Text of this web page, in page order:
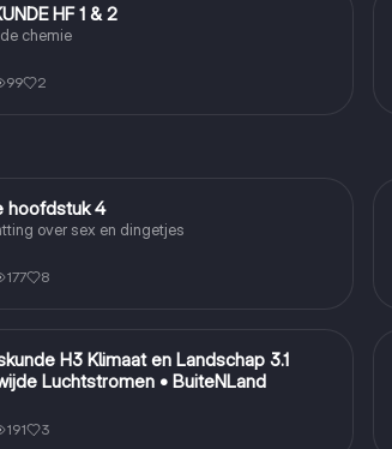
HF 1 & 2
chemie
99 2
hoofdstuk 4
over sex en dingetjes
177 8
H3 Klimaat en Landschap 3.1
Luchtstromen • BuiteNLand
191 3